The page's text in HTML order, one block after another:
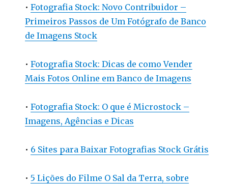
•Fotografia Stock: Novo Contribuidor –
Primeiros Passos de Um Fotógrafo de Banco
de Imagens Stock
•Fotografia Stock: Dicas de como Vender
Mais Fotos Online em Banco de Imagens
•Fotografia Stock: O que é Microstock –
Imagens, Agências e Dicas
• 6 Sites para Baixar Fotografias Stock Grátis
•5 Lições do Filme O Sal da Terra, sobre